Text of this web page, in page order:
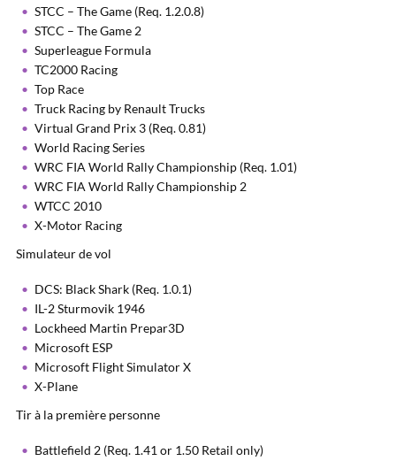
STCC – The Game (Req. 1.2.0.8)
STCC – The Game 2
Superleague Formula
TC2000 Racing
Top Race
Truck Racing by Renault Trucks
Virtual Grand Prix 3 (Req. 0.81)
World Racing Series
WRC FIA World Rally Championship (Req. 1.01)
WRC FIA World Rally Championship 2
WTCC 2010
X-Motor Racing
Simulateur de vol
DCS: Black Shark (Req. 1.0.1)
IL-2 Sturmovik 1946
Lockheed Martin Prepar3D
Microsoft ESP
Microsoft Flight Simulator X
X-Plane
Tir à la première personne
Battlefield 2 (Req. 1.41 or 1.50 Retail only)